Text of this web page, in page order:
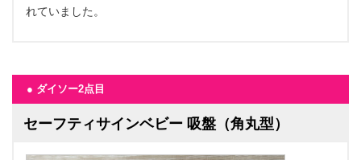
れていました。
● ダイソー2点目
セーフティサインベビー 吸盤（角丸型）